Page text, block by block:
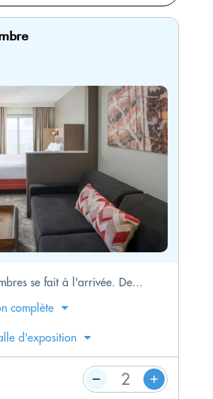
se fait à l'arrivée. De...
complète
d'exposition